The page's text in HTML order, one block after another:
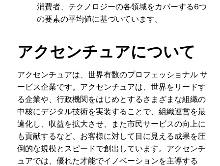
消費者、テクノロジーの各領域をカバーする6つ
の要素の平均値に基づいています。
アクセンチュアについて
アクセンチュアは、世界有数のプロフェッショナル サ
ービス企業です。アクセンチュアは、世界をリードす
る企業や、行政機関をはじめとするさまざまな組織の
中核にデジタル技術を実装することで、組織運営を最
適化し、収益を拡大させ、また市民サービスの向上に
も貢献するなど、お客様に対して目に見える成果を圧
倒的な規模とスピードで創出しています。アクセンチ
ュアでは、優れた才能でイノベーションを主導する